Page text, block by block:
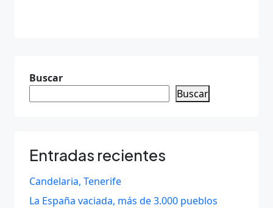
Buscar
Buscar
Entradas recientes
Candelaria, Tenerife
La España vaciada, más de 3.000 pueblos